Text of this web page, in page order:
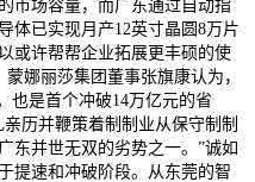
市场容量，而广东通过自动指
体已实现月产12英寸晶圆8万片
或许帮帮企业拓展更丰硕的使
娜丽莎集团董事张旗康认为，
也是首个冲破14万亿元的省
历并鞭策着制制业从保守制制
东并世无双的劣势之一。”诚如
提速和冲破阶段。从东莞的智